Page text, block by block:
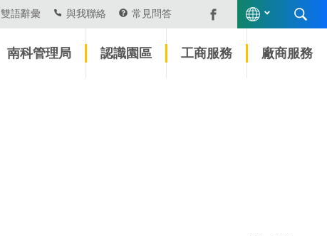
雙語辭彙 與我聯絡 常見問答
南科管理局 認識園區 工商服務 廠商服務